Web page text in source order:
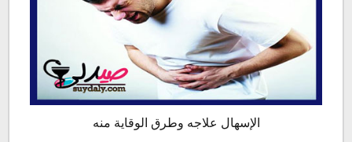
الإسهال علاجه وطرق الوقاية منه